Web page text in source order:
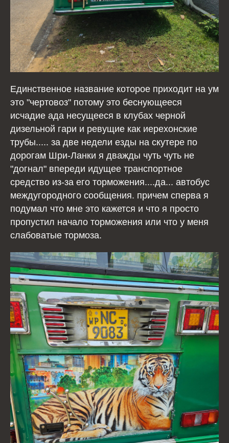
Единственное название которое приходит на ум
это "чертовоз" потому это беснующееся
исчадие ада несущееся в клубах черной
дизельной гари и ревущие как иерехонские
трубы..... за две недели езды на скутере по
дорогам Шри-Ланки я дважды чуть чуть не
"догнал" впереди идущее транспортное
средство из-за его торможения....да... автобус
междугородного сообщения. причем сперва я
подумал что мне это кажется и что я просто
пропустил начало торможения или что у меня
слабоватые тормоза.